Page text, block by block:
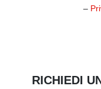
–
RICHIEDI